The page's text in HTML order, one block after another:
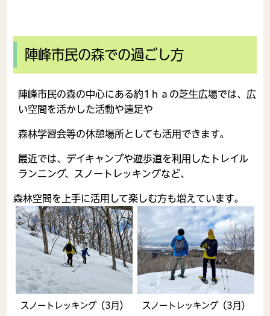
陣峰市民の森での過ごし方
陣峰市民の森の中心にある約1ｈａの芝生広場では、広
い空間を活かした活動や遠足や
森林学習会等の休憩場所としても活用できます。
最近では、デイキャンプや遊歩道を利用したトレイル
ランニング、スノートレッキングなど、
森林空間を上手に活用して楽しむ方も増えています。
スノートレッキング（3月） スノートレッキング（3月）